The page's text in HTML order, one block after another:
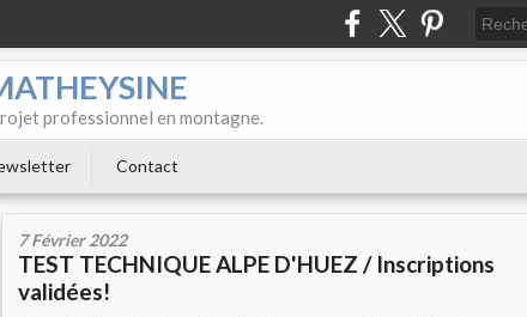
professionnel en montagne.
Contact
7 Février 2022
TEST TECHNIQUE ALPE D'HUEZ / Inscriptions
validées!